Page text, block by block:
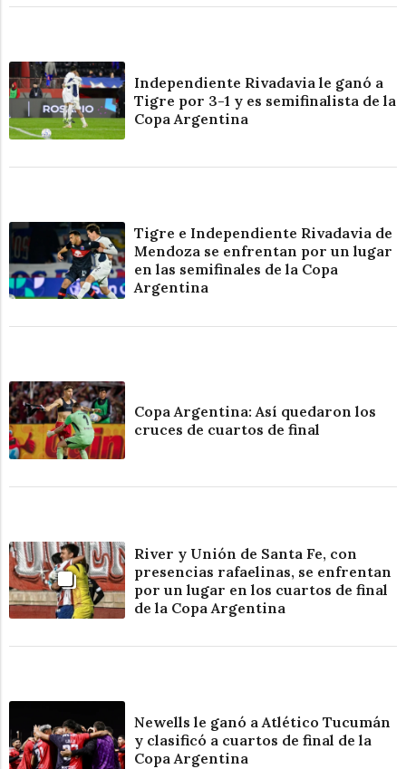
Independiente Rivadavia le ganó a
Tigre por 3-1 y es semifinalista de la
Copa Argentina
Tigre e Independiente Rivadavia de
Mendoza se enfrentan por un lugar
en las semifinales de la Copa
Argentina
Copa Argentina: Así quedaron los
cruces de cuartos de final
River y Unión de Santa Fe, con
presencias rafaelinas, se enfrentan
por un lugar en los cuartos de final
de la Copa Argentina
Newells le ganó a Atlético Tucumán
y clasificó a cuartos de final de la
Copa Argentina